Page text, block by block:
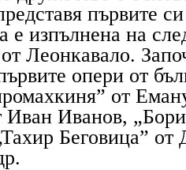
първите
е изпълнена на
Леонкавало.
опери от
от
Иванов,
Беговица” от